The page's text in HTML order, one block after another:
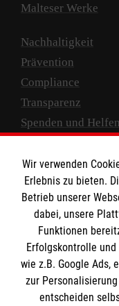
Malteser Werke
Nachhaltigkeit
Prävention
Compliance
Transparenz
Spenden und Helfen
Empfänger:
IBAN: DE10 3706
BIC: GENODED
Wir verwenden
Erlebnis zu bieten.
Betrieb unserer
dabei, unsere
Funktionen
Erfolgskontrolle
wie z.B. Google Ads,
zur
entscheiden